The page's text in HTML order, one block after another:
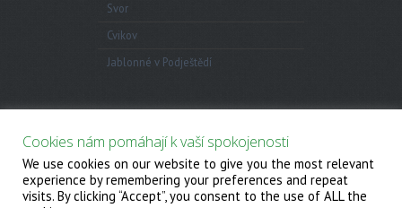
Svor
Cvikov
Jablonné v Podještědí
Anketa
© 2026Cyklostezka Svaté Zdislavy. All Rights
Reserved.
Powered byWordPress. Created by Muffin group
Cookies nám pomáhají k vaší spokojenosti
We use cookies on our website to give you the most relevant
experience by remembering your preferences and repeat
visits. By clicking “Accept”, you consent to the use of ALL the